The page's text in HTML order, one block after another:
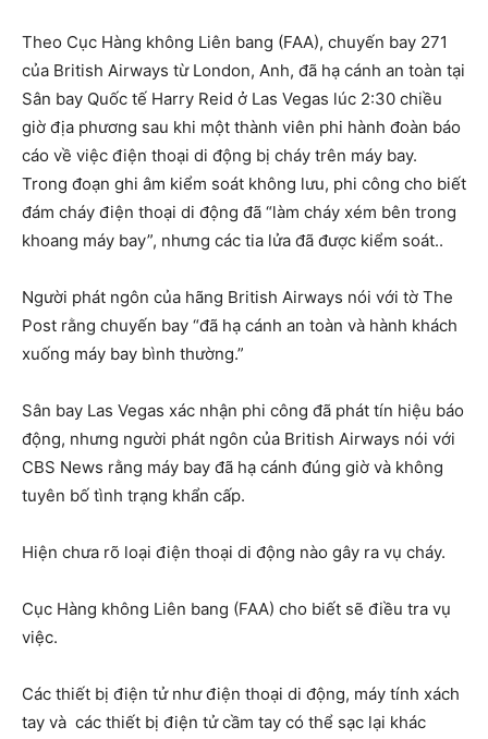
Theo Cục Hàng không Liên bang (FAA), chuyến bay 271
của British Airways từ London, Anh, đã hạ cánh an toàn tại
Sân bay Quốc tế Harry Reid ở Las Vegas lúc 2:30 chiều
giờ địa phương sau khi một thành viên phi hành đoàn báo
cáo về việc điện thoại di động bị cháy trên máy bay.
Trong đoạn ghi âm kiểm soát không lưu, phi công cho biết
đám cháy điện thoại di động đã “làm cháy xém bên trong
khoang máy bay”, nhưng các tia lửa đã được kiểm soát..
Người phát ngôn của hãng British Airways nói với tờ The
Post rằng chuyến bay “đã hạ cánh an toàn và hành khách
xuống máy bay bình thường.”
Sân bay Las Vegas xác nhận phi công đã phát tín hiệu báo
động, nhưng người phát ngôn của British Airways nói với
CBS News rằng máy bay đã hạ cánh đúng giờ và không
tuyên bố tình trạng khẩn cấp.
Hiện chưa rõ loại điện thoại di động nào gây ra vụ cháy.
Cục Hàng không Liên bang (FAA) cho biết sẽ điều tra vụ
việc.
Các thiết bị điện tử như điện thoại di động, máy tính xách
tay và các thiết bị điện tử cầm tay có thể sạc lại khác